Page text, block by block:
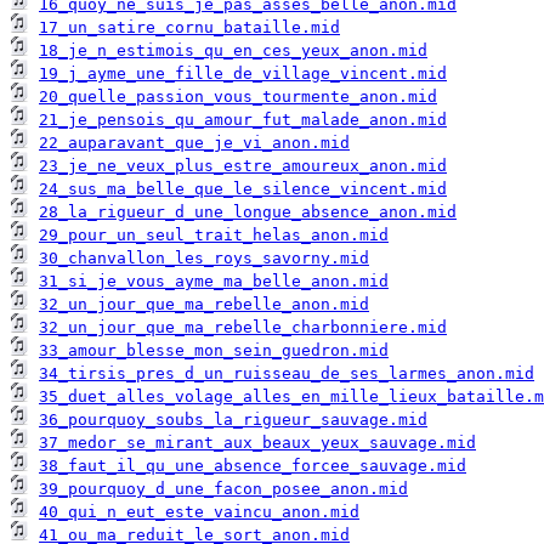
16_quoy_ne_suis_je_pas_asses_belle_anon.mid
17_un_satire_cornu_bataille.mid
18_je_n_estimois_qu_en_ces_yeux_anon.mid
19_j_ayme_une_fille_de_village_vincent.mid
20_quelle_passion_vous_tourmente_anon.mid
21_je_pensois_qu_amour_fut_malade_anon.mid
22_auparavant_que_je_vi_anon.mid
23_je_ne_veux_plus_estre_amoureux_anon.mid
24_sus_ma_belle_que_le_silence_vincent.mid
28_la_rigueur_d_une_longue_absence_anon.mid
29_pour_un_seul_trait_helas_anon.mid
30_chanvallon_les_roys_savorny.mid
31_si_je_vous_ayme_ma_belle_anon.mid
32_un_jour_que_ma_rebelle_anon.mid
32_un_jour_que_ma_rebelle_charbonniere.mid
33_amour_blesse_mon_sein_guedron.mid
34_tirsis_pres_d_un_ruisseau_de_ses_larmes_anon.mid
36_pourquoy_soubs_la_rigueur_sauvage.mid
37_medor_se_mirant_aux_beaux_yeux_sauvage.mid
38_faut_il_qu_une_absence_forcee_sauvage.mid
39_pourquoy_d_une_facon_posee_anon.mid
40_qui_n_eut_este_vaincu_anon.mid
41_ou_ma_reduit_le_sort_anon.mid